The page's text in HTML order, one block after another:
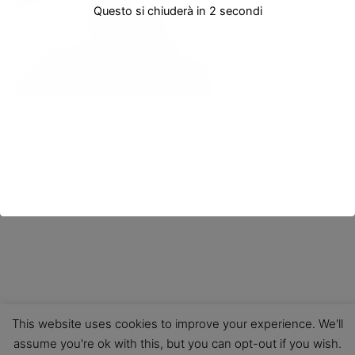
This website uses cookies to improve your experience. We'll
assume you're ok with this, but you can opt-out if you wish.
Questo si chiuderà in 2 secondi